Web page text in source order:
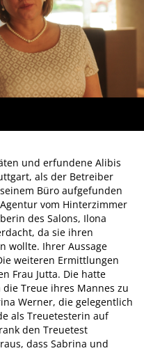
und erfundene Alibis
als der Betreiber
Büro aufgefunden
vom Hinterzimmer
des Salons, Ilona
da sie ihren
wollte. Ihrer Aussage
weiteren Ermittlungen
Frau Jutta. Die hatte
Treue ihres Mannes zu
Werner, die gelegentlich
als Treuetesterin auf
den Treuetest
dass Sabrina und